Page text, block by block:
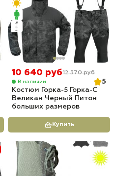
10 640 руб12 370 руб
В наличии
5
Костюм Горка-5 Горка-С
Великан Черный Питон
больших размеров
Купить